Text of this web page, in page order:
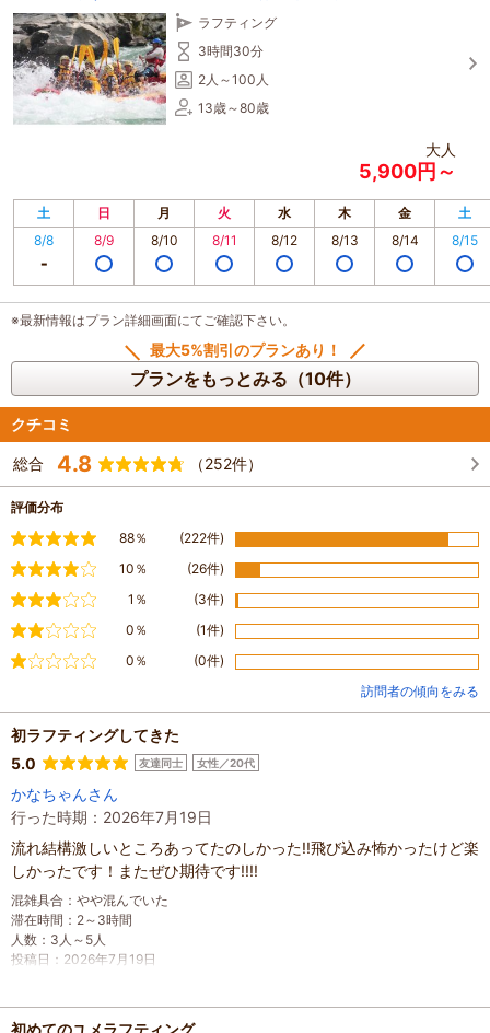
ラフティング
3時間30分
2人～100人
13歳～80歳
大人
5,900円～
土 日 月 火 水 木 金
土
8/8
8/9 8/10 8/11 8/12 8/13 8/14 8/15
※最新情報はプラン詳細画面にてご確認下さい。
最大5%割引のプランあり！
プランをもっとみる（10件）
クチコミ
総合 4.8 （252件）
評価分布
満足88％ (222件)
やや満足
10％ (26件)
1％ (3件)
やや不満
0％ (1件)
不満0％
(0件)
訪問者の傾向をみる
初ラフティングしてきた
5.0
友達同士 女性／20代
かなちゃんさん
行った時期：2026年7月19日
流れ結構激しいところあってたのしかった!!飛び込み怖かったけど楽
しかったです！またぜひ期待です!!!!
混雑具合 ： やや混んでいた
滞在時間 ： 2～3時間
人数 ： 3人～5人
投稿日 ： 2026年7月19日